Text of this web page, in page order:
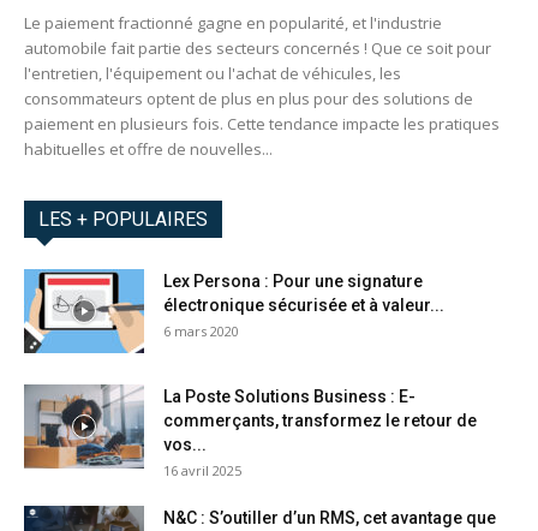
Le paiement fractionné gagne en popularité, et l'industrie
automobile fait partie des secteurs concernés ! Que ce soit pour
l'entretien, l'équipement ou l'achat de véhicules, les
consommateurs optent de plus en plus pour des solutions de
paiement en plusieurs fois. Cette tendance impacte les pratiques
habituelles et offre de nouvelles...
LES + POPULAIRES
Lex Persona : Pour une signature
électronique sécurisée et à valeur...
6 mars 2020
La Poste Solutions Business : E-
commerçants, transformez le retour de
vos...
16 avril 2025
N&C : S’outiller d’un RMS, cet avantage que